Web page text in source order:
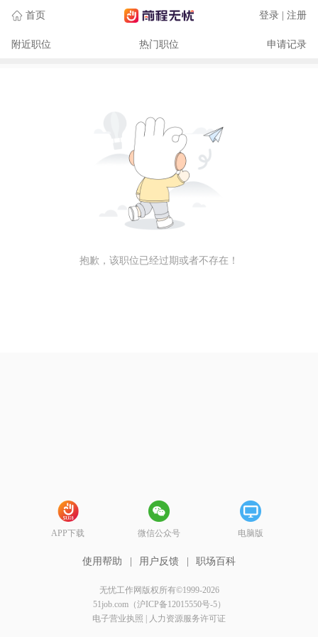
首页 登录 | 注册
附近职位 热门职位 申请记录
抱歉，该职位已经过期或者不存在！
APP下载 微信公众号 电脑版
使用帮助 用户反馈 职场百科
无忧工作网版权所有©1999-2026
51job.com（沪ICP备12015550号-5）
电子营业执照
人力资源服务许可证